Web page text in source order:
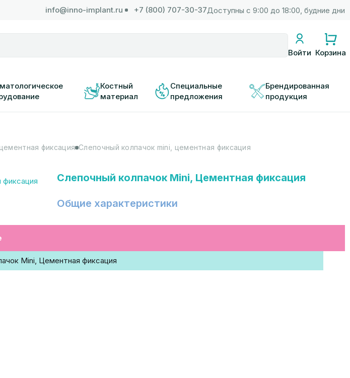
info@inno-implant.ru +7 (800) 707-30-37Доступны с 9:00 до 18:00, будние дни
Войти Корзина
Костный
материал
Специальные
предложения
Брендированная
продукция
фиксация Слепочный колпачок mini, цементная фиксация
Слепочный колпачок Mini, Цементная фиксация
Общие характеристики
Mini, Цементная фиксация